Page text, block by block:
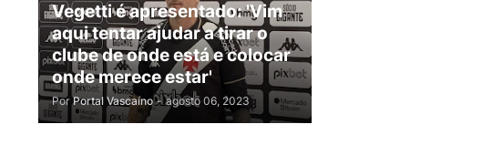
Vegetti é apresentado: 'Vim
aqui tentar ajudar a tirar o
clube de onde está e colocar
onde merece estar'
Por Portal Vascaíno - agosto 06, 2023